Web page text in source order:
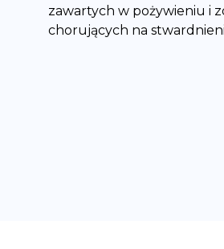
zawartych w pożywieniu i
chorujących na